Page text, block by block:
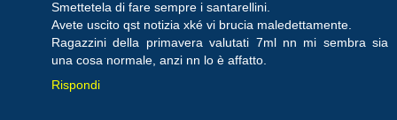
Smettetela di fare sempre i santarellini.
Avete uscito qst notizia xké vi brucia maledettamente.
Ragazzini della primavera valutati 7ml nn mi sembra sia
una cosa normale, anzi nn lo è affatto.
Rispondi